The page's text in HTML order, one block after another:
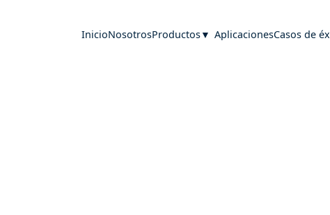
InicioNosotrosProductos AplicacionesCasos de